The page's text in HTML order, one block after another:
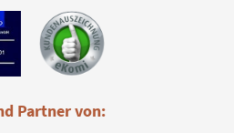
Partner von: